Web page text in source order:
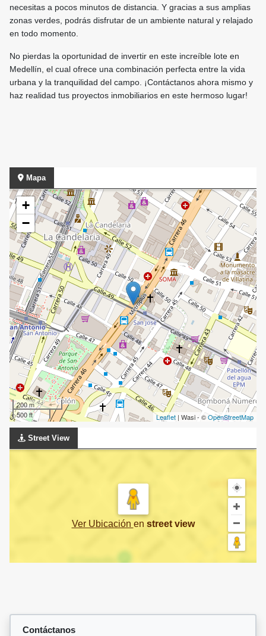
necesitas a pocos minutos de distancia. Y gracias a sus amplias
zonas verdes, podrás disfrutar de un ambiente natural y relajado
en todo momento.
No pierdas la oportunidad de invertir en este increíble lote en
Medellín, el cual ofrece una combinación perfecta entre la vida
urbana y la tranquilidad del campo. ¡Contáctanos ahora mismo y
haz realidad tus proyectos inmobiliarios en este hermoso lugar!
Mapa
+
−
200 m
500 ft
Leaflet | Wasi - ©OpenStreetMap
Street View
Ver Ubicación en street view
Contáctanos